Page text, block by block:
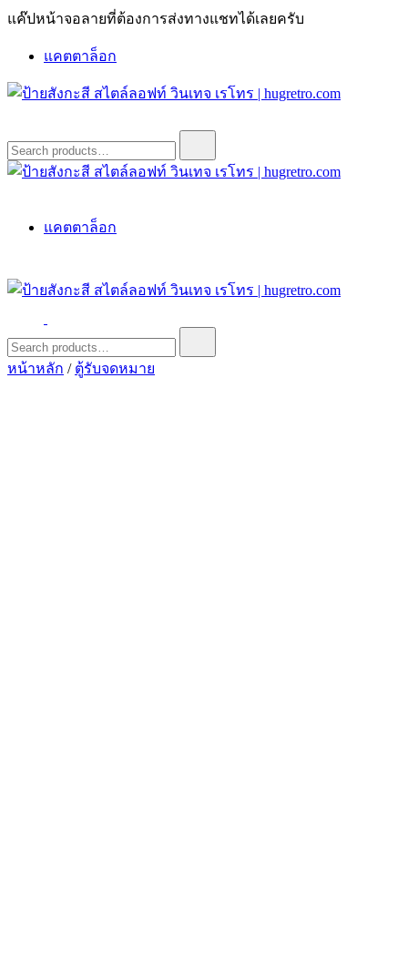
Skip
แค๊ปหน้าจอลายที่ต้องการส่งทางแชทได้เลยครับ
แคตตาล็อก
ป้ายสังกะสี สไตล์ลอฟท์ วินเทจ เรโทร | hugretro.com
ป้ายวินเทจ แต่งบ้าน ร้านกาแฟ ผับ โรงแรม ป้ายโค้ก เป็ปซี่เวสป้า
ฮาร์เล่ย์โฆษณาเก่าโบราณ มีราคาแบบสวยๆเพียบหรือสั่งทำโทร
O8664277II
for:
ฮาร์เล่ย์โฆษณาเก่าโบราณ มีราคาแบบสวยๆเพียบหรือสั่งทำโทร
แคตตาล็อก
ป้ายสังกะสี สไตล์ลอฟท์ วินเทจ เรโทร | hugretro.com
ป้ายวินเทจ แต่งบ้าน ร้านกาแฟ ผับ โรงแรม ป้ายโค้ก เป็ปซี่เวสป้า
ฮาร์เล่ย์โฆษณาเก่าโบราณ มีราคาแบบสวยๆเพียบหรือสั่งทำโทร
O8664277II
for:
หน้าหลัก / ตู้รับจดหมาย